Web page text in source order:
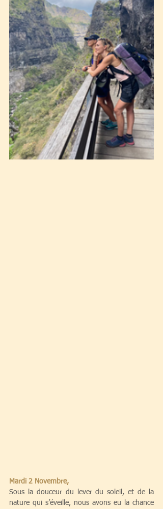
Mardi 2 Novembre,
Sous la douceur du lever du soleil, et de la
nature qui s’éveille, nous avons eu la chance